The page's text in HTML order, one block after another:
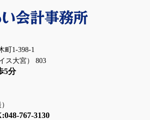
町1-398-1
ス大宮） 803
5分
767-3130